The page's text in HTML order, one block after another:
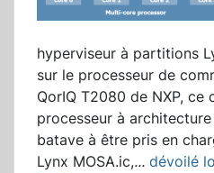
hyperviseur à partitions
sur le processeur de
QorIQ T2080 de NXP, ce
processeur à
batave à être pris en
Lynx MOSA.ic,... dévoilé